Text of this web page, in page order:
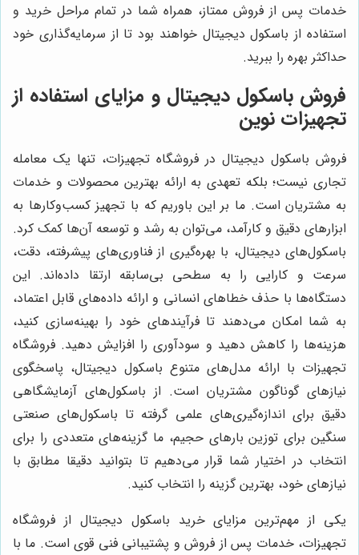
خدمات پس از فروش ممتاز، همراه شما در تمام مراحل خرید و
استفاده از باسکول دیجیتال خواهند بود تا از سرمایه‌گذاری خود
حداکثر بهره را ببرید.
فروش باسکول دیجیتال و مزایای استفاده از
تجهیزات نوین
فروش باسکول دیجیتال در فروشگاه تجهیزات، تنها یک معامله
تجاری نیست؛ بلکه تعهدی به ارائه بهترین محصولات و خدمات
به مشتریان است. ما بر این باوریم که با تجهیز کسب‌وکارها به
ابزارهای دقیق و کارآمد، می‌توان به رشد و توسعه آن‌ها کمک کرد.
باسکول‌های دیجیتال، با بهره‌گیری از فناوری‌های پیشرفته، دقت،
سرعت و کارایی را به سطحی بی‌سابقه ارتقا داده‌اند. این
دستگاه‌ها با حذف خطاهای انسانی و ارائه داده‌های قابل اعتماد،
به شما امکان می‌دهند تا فرآیندهای خود را بهینه‌سازی کنید،
هزینه‌ها را کاهش دهید و سودآوری را افزایش دهید. فروشگاه
تجهیزات با ارائه مدل‌های متنوع باسکول دیجیتال، پاسخگوی
نیازهای گوناگون مشتریان است. از باسکول‌های آزمایشگاهی
دقیق برای اندازه‌گیری‌های علمی گرفته تا باسکول‌های صنعتی
سنگین برای توزین بارهای حجیم، ما گزینه‌های متعددی را برای
انتخاب در اختیار شما قرار می‌دهیم تا بتوانید دقیقا مطابق با
نیازهای خود، بهترین گزینه را انتخاب کنید.
یکی از مهم‌ترین مزایای خرید باسکول دیجیتال از فروشگاه
تجهیزات، خدمات پس از فروش و پشتیبانی فنی قوی است. ما با